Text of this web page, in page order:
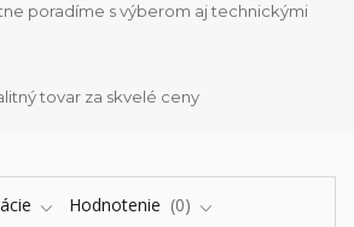
poradíme s výberom aj technickými
tovar za skvelé ceny
Hodnotenie
0